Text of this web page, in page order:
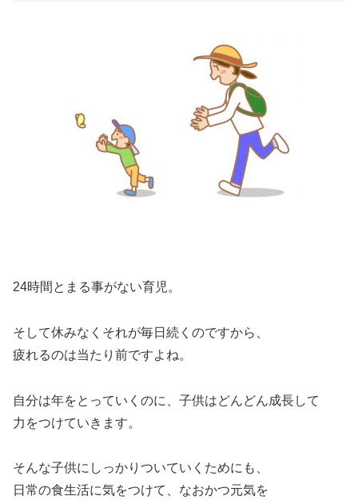
24時間とまる事がない育児。
そして休みなくそれが毎日続くのですから、
疲れるのは当たり前ですよね。
自分は年をとっていくのに、子供はどんどん成長して
力をつけていきます。
そんな子供にしっかりついていくためにも、
日常の食生活に気をつけて、なおかつ元気を